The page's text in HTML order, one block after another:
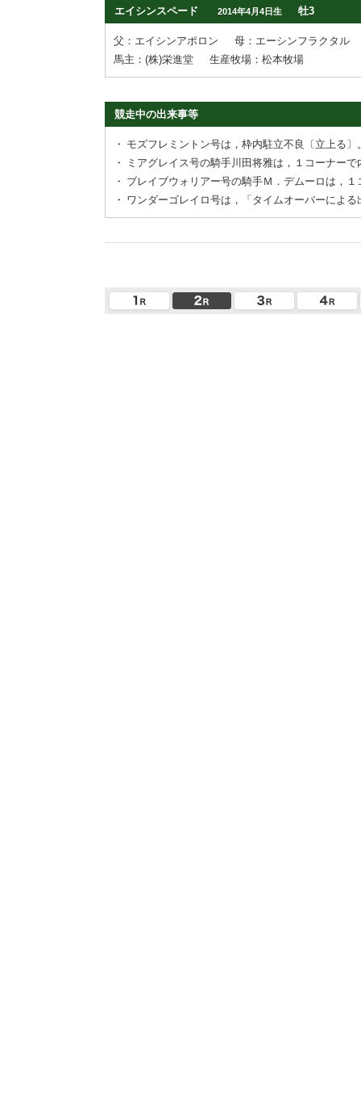
エイシンスペード
2014年4月4日生 牡3
父：エイシンアポロン
母：エーシンフラクタル
馬主：(株)栄進堂
生産牧場：松本牧場
競走中の出来事等
・ モズフレミントン号は，枠内駐立不良〔立上る〕
・
ミアグレイス号の騎手川田将雅は，１コーナー
・ ブレイブウォリアー号の騎手Ｍ．デムーロは，
・ ワンダーゴレイロ号は，「タイムオーバーによ